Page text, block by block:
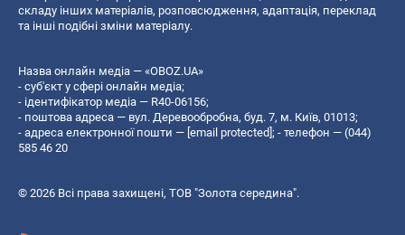
складу інших матеріалів, розповсюдження, адаптація, переклад
та інші подібні зміни матеріалу.
Назва онлайн медіа — «OBOZ.UA»
- суб'єкт у сфері онлайн медіа;
- ідентифікатор медіа — R40-06156;
- поштова адреса — вул. Деревообробна, буд. 7, м. Київ, 01013;
- адреса електронної пошти — [email protected] ; - телефон — (044)
585 46 20
© 2026 Всі права захищені, ТОВ "Золота середина".